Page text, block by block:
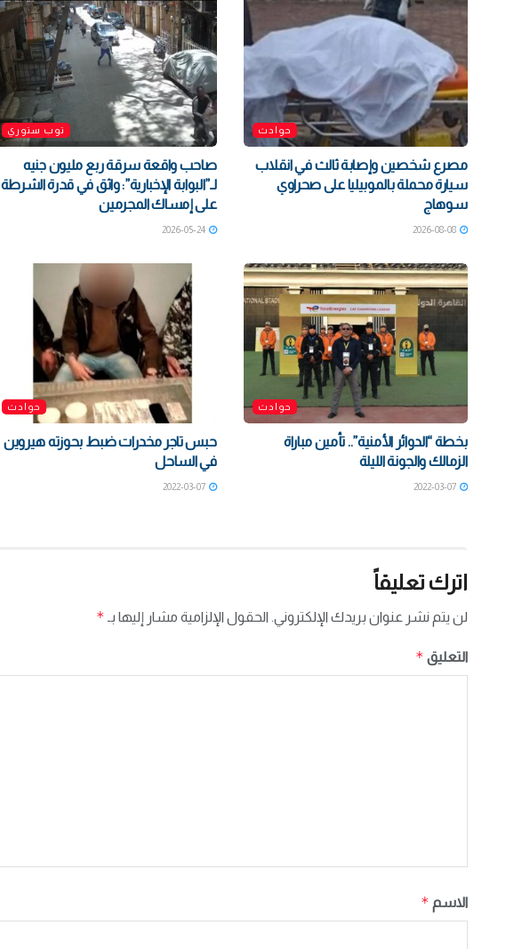
حوادث
مصرع شخصين وإصابة ثالث في انقلاب
سيارة محملة بالموبيليا على صحراوي
سوهاج
2026-08-08
توب ستوري
صاحب واقعة سرقة ربع مليون جنيه
لـ”البوابة الإخبارية”: واثق في قدرة الشرطة
على إمساك المجرمين
2026-05-24
حوادث
بخطة “الدوائر الأمنية”.. تأمين مباراة
الزمالك والجونة الليلة
2022-03-07
حوادث
حبس تاجر مخدرات ضبط بحوزته هيروين
في الساحل
2022-03-07
اترك تعليقاً
لن يتم نشر عنوان بريدك الإلكتروني. الحقول الإلزامية مشار إليها بـ *
التعليق *
الاسم *